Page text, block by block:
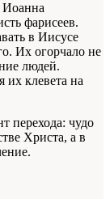
Иоанна
фарисеев.
в Иисусе
Их огорчало не
людей.
их клевета на
перехода: чудо
Христа, а в